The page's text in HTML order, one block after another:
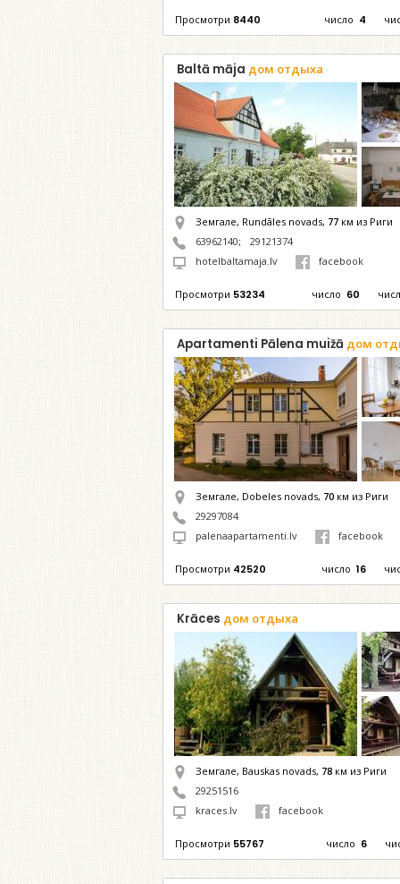
Просмотри 8440 число 4
Baltā māja дом отдыха
Земгале, Rundāles novads, 77 км из Риги
63962140;
29121374
hotelbaltamaja.lv
facebook
Просмотри 53234 число 60
Apartamenti Pālena muižā дом
Земгале, Dobeles novads, 70 км из Риги
29297084
palenaapartamenti.lv
facebook
Просмотри 42520 число 16
Krāces дом отдыха
Земгале, Bauskas novads, 78 км из Риги
29251516
kraces.lv
facebook
Просмотри 55767 число 6